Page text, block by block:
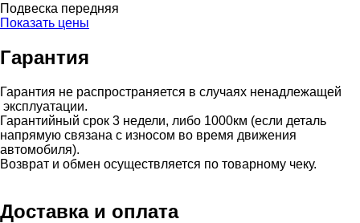
Подвеска передняя
Показать цены
Гарантия
Гарантия не распространяется в случаях ненадлежащей
эксплуатации.
Гарантийный срок 3 недели, либо 1000км (если деталь
напрямую связана с износом во время движения
автомобиля).
Возврат и обмен осуществляется по товарному чеку.
Доставка и оплата